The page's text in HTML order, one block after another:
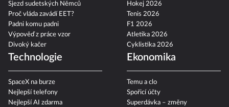
Sjezd sudetských Němců
Proč vláda zavádí EET?
Padni komu padni
Výpověď z práce vzor
Divoký kačer
Hokej 2026
Tenis 2026
F1 2026
Atletika 2026
Cyklistika 2026
Technologie
SpaceX na burze
Nejlepší telefony
Nejlepší AI zdarma
Ekonomika
Temu a clo
Spořicí účty
Superdávka – změny